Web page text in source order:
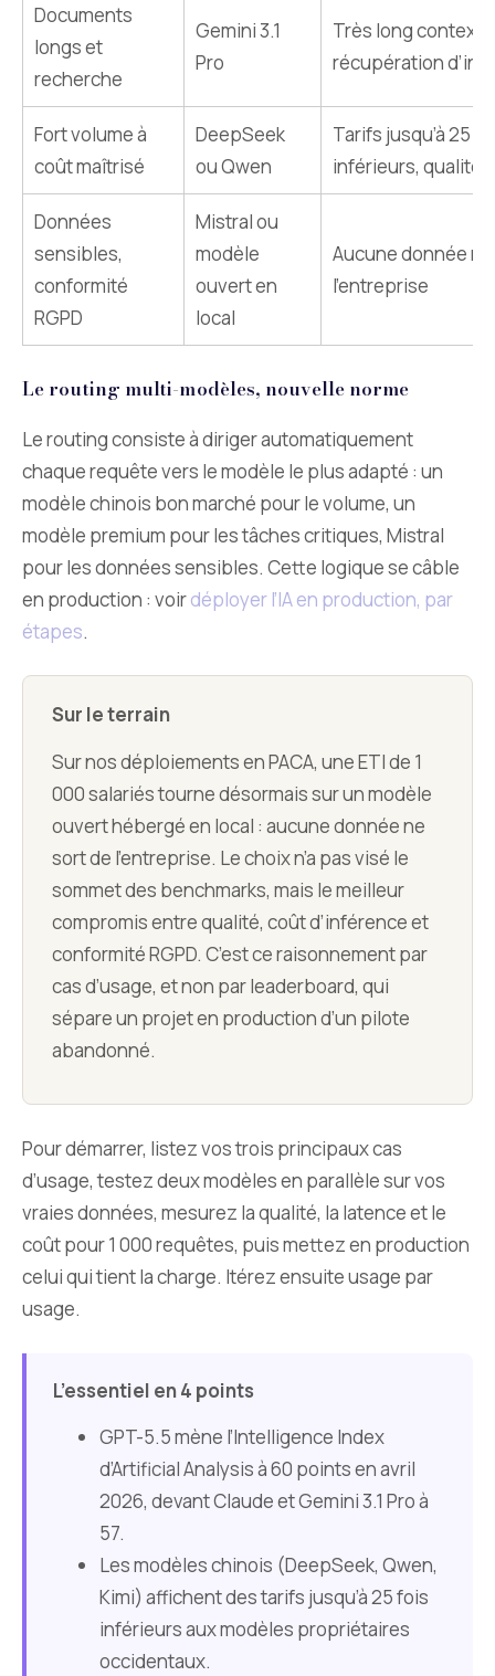
Documents
longs et
recherche
Gemini 3.1
Pro
Très long
récupération
Fort volume à
coût maîtrisé
DeepSeek
ou Qwen
Tarifs jusqu’à 25
inférieurs, qualité
Données
sensibles,
conformité
RGPD
Mistral ou
modèle
ouvert en
local
Aucune donnée
l’entreprise
Le routing multi-modèles, nouvelle norme
Le routing consiste à diriger automatiquement
chaque requête vers le modèle le plus adapté : un
modèle chinois bon marché pour le volume, un
modèle premium pour les tâches critiques, Mistral
pour les données sensibles. Cette logique se câble
en production : voirdéployer l’IA en production, par
étapes.
Sur le terrain
Sur nos déploiements en PACA, une ETI de 1
000 salariés tourne désormais sur un modèle
ouvert hébergé en local : aucune donnée ne
sort de l’entreprise. Le choix n’a pas visé le
sommet des benchmarks, mais le meilleur
compromis entre qualité, coût d’inférence et
conformité RGPD. C’est ce raisonnement par
cas d’usage, et non par leaderboard, qui
sépare un projet en production d’un pilote
abandonné.
Pour démarrer, listez vos trois principaux cas
d’usage, testez deux modèles en parallèle sur vos
vraies données, mesurez la qualité, la latence et le
coût pour 1 000 requêtes, puis mettez en production
celui qui tient la charge. Itérez ensuite usage par
usage.
L’essentiel en 4 points
GPT-5.5 mène l’Intelligence Index
d’Artificial Analysis à 60 points en avril
2026, devant Claude et Gemini 3.1 Pro à
57.
Les modèles chinois (DeepSeek, Qwen,
Kimi) affichent des tarifs jusqu’à 25 fois
inférieurs aux modèles propriétaires
occidentaux.